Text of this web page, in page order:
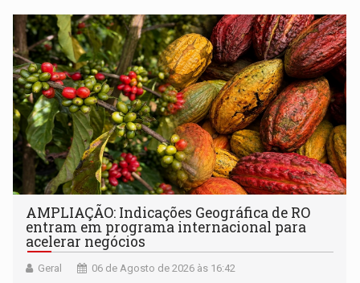
AMPLIAÇÃO: Indicações Geográfica de RO
entram em programa internacional para
acelerar negócios
Geral 06 de Agosto de 2026 às 16:42